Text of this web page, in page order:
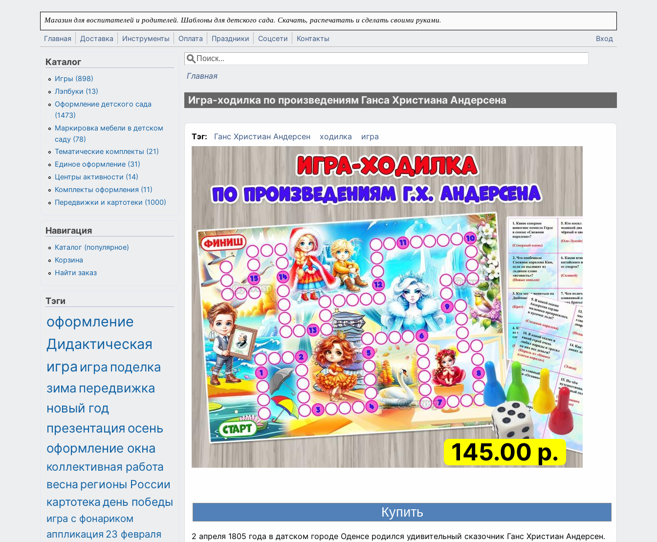
Перейти к основному содержанию
Магазин для воспитателей и родителей. Шаблоны для детского сада. Скачать, распечатать и сделать своими руками.
Главная Доставка Инструменты Оплата Праздники Соцсети Контакты Вход
Форма поиска
Поиск
Вы здесь
Главная
Игра-ходилка по произведениям Ганса Христиана Андерсена
Тэг: Ганс Христиан Андерсен ходилка игра
145.00 р.
2 апреля 1805 года в датском городе Оденсе родился удивительный сказочник Ганс Христиан Андерсен.
Каталог
Игры (898)
Лэпбуки (13)
Оформление детского сада
(1473)
Маркировка мебели в детском
саду (78)
Тематические комплекты (21)
Единое оформление (31)
Центры активности (14)
Комплекты оформления (11)
Передвижки и картотеки (1000)
Навигация
Каталог (популярное)
Корзина
Найти заказ
Тэги
оформление
Дидактическая
игра игра поделка
зима передвижка
новый год
презентация осень
оформление окна
коллективная работа
весна регионы России
картотекадень победы
игра с фонариком
аппликация 23 февраля